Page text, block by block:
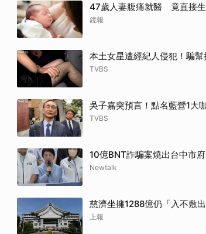
47歲人妻腹痛就醫 竟直接
鏡報
本土女星遭經紀人侵犯！騙
TVBS
吳子嘉突預言！點名藍營1
TVBS
10億BNT詐騙案燒出台中市
Newtalk
慈濟坐擁1288億仍「入不敷
上報